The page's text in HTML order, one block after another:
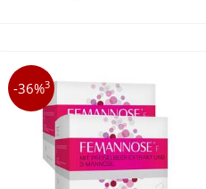
-36%3